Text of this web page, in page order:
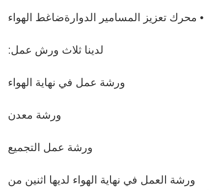
• محرك تعزيز المسامير الدوارةضاغط الهواء
لدينا ثلاث ورش عمل:
ورشة عمل في نهاية الهواء
ورشة معدن
ورشة عمل التجميع
ورشة العمل في نهاية الهواء لديها اثنين من